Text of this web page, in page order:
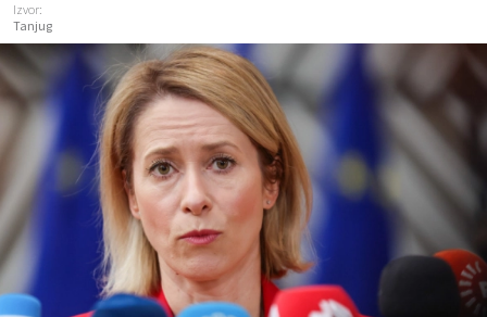
Izvor:
Tanjug